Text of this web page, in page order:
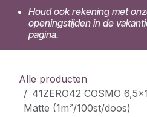
Houd ook rekening met
openingstijden in de
pagina.
Alle producten
41ZERO42 COSMO
Matte (1m²/100st/doos)